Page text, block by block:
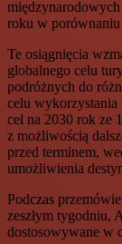
roku w porównaniu
Te osiągnięcia
globalnego celu
podróżnych do
celu wykorzystania
cel na 2030 rok ze
z możliwością
przed terminem,
umożliwienia
Podczas
zeszłym tygodniu,
dostosowywane w